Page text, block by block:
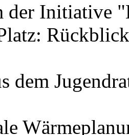
der Initiative
dem